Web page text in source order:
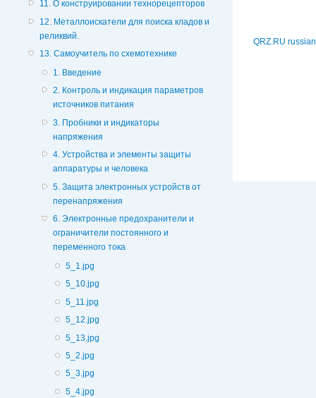
11. О конструировании технорецепторов
12. Металлоискатели для поиска кладов и
реликвий.
13. Самоучитель по схемотехнике
1. Введение
2. Контроль и индикация параметров
источников питания
3. Пробники и индикаторы
напряжения
4. Устройства и элементы защиты
аппаратуры и человека
5. Защита электронных устройств от
перенапряжения
6. Электронные предохранители и
ограничители постоянного и
переменного тока
5_1.jpg
5_10.jpg
5_11.jpg
5_12.jpg
5_13.jpg
5_2.jpg
5_3.jpg
5_4.jpg
QRZ.RU